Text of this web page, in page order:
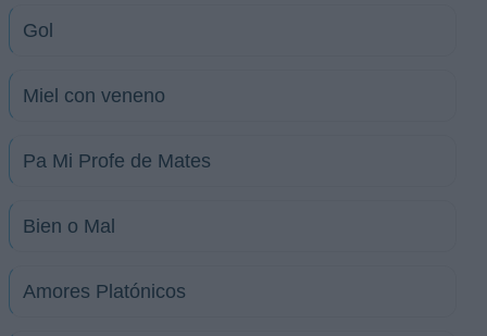
Gol
Miel con veneno
Pa Mi Profe de Mates
Bien o Mal
Amores Platónicos